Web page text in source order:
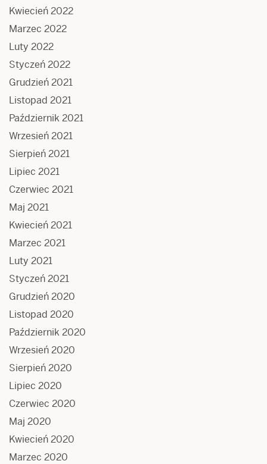
Kwiecień 2022
Marzec 2022
Luty 2022
Styczeń 2022
Grudzień 2021
Listopad 2021
Październik 2021
Wrzesień 2021
Sierpień 2021
Lipiec 2021
Czerwiec 2021
Maj 2021
Kwiecień 2021
Marzec 2021
Luty 2021
Styczeń 2021
Grudzień 2020
Listopad 2020
Październik 2020
Wrzesień 2020
Sierpień 2020
Lipiec 2020
Czerwiec 2020
Maj 2020
Kwiecień 2020
Marzec 2020